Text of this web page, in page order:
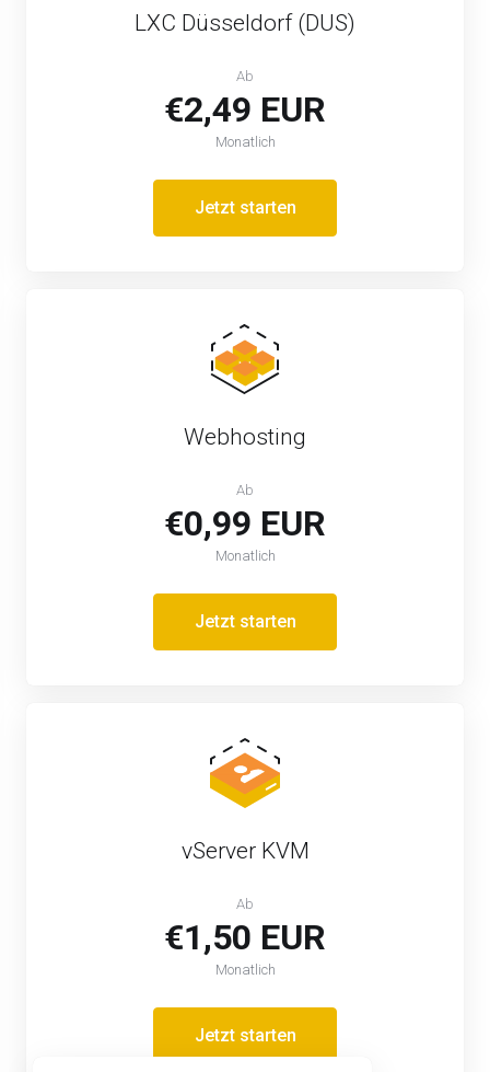
LXC Düsseldorf (DUS)
Ab
€2,49 EUR
Monatlich
Jetzt starten
Webhosting
Ab
€0,99 EUR
Monatlich
Jetzt starten
vServer KVM
Ab
€1,50 EUR
Monatlich
Jetzt starten